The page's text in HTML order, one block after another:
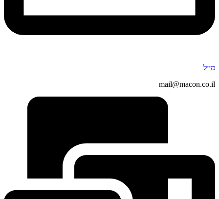
מייל
mail@macon.co.il